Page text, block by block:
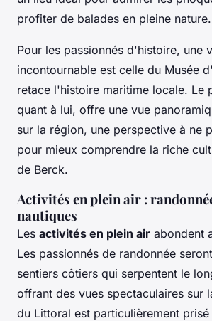
profiter de balades en pleine nature.
Pour les passionnés d'histoire, une
incontournable est celle du Musée
retace l'histoire maritime locale. Le
quant à lui, offre une vue
sur la région, une perspective à ne
pour mieux comprendre la riche
de Berck.
Activités en plein air :
nautiques
Les activités en plein air abondent
Les passionnés de randonnée
sentiers côtiers qui serpentent le
offrant des vues spectaculaires sur
du Littoral est particulièrement